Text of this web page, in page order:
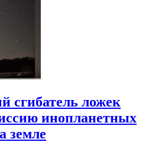
сгибатель ложек
инопланетных
земле